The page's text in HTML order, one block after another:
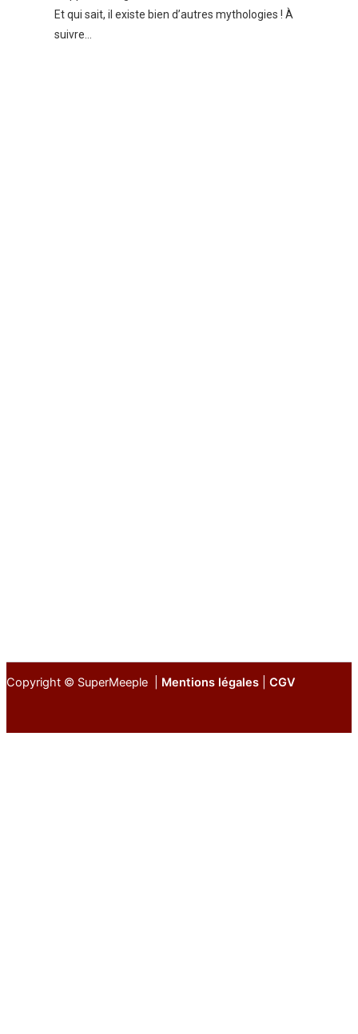
Et qui sait, il existe bien d’autres mythologies ! À
suivre…
Copyright © SuperMeeple | Mentions légales CGV